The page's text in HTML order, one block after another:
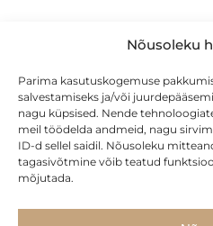
Nõusoleku
Parima kasutuskogemuse
salvestamiseks ja/või
nagu küpsised. Nende
meil töödelda andmeid, nagu
ID-d sellel saidil. Nõusoleku
tagasivõtmine võib teatud
mõjutada.
KLIENDILE
Privaatsustingimused
Transport